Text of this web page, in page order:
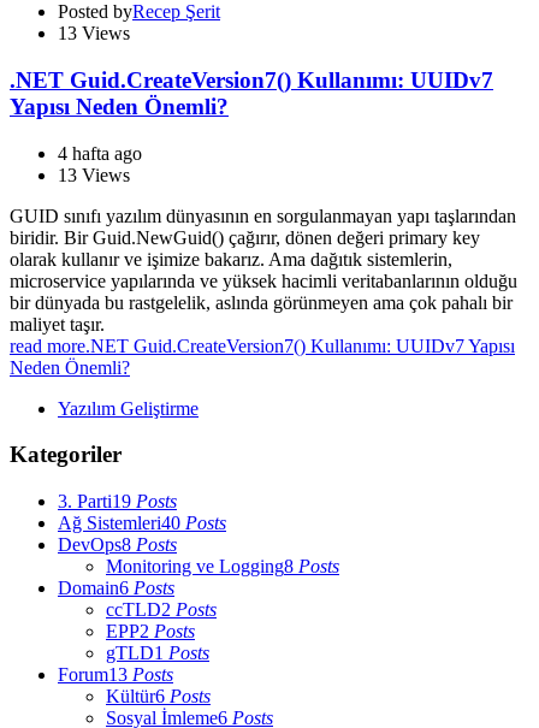
Posted byRecep Şerit
13 Views
.NET Guid.CreateVersion7() Kullanımı: UUIDv7
Yapısı Neden Önemli?
4 hafta ago
13 Views
GUID sınıfı yazılım dünyasının en sorgulanmayan yapı taşlarından
biridir. Bir Guid.NewGuid() çağırır, dönen değeri primary key
olarak kullanır ve işimize bakarız. Ama dağıtık sistemlerin,
microservice yapılarında ve yüksek hacimli veritabanlarının olduğu
bir dünyada bu rastgelelik, aslında görünmeyen ama çok pahalı bir
maliyet taşır.
read more.NET Guid.CreateVersion7() Kullanımı: UUIDv7 Yapısı
Neden Önemli?
Yazılım Geliştirme
Kategoriler
3. Parti19 Posts
Ağ Sistemleri40 Posts
DevOps8 Posts
Monitoring ve Logging8 Posts
Domain6 Posts
ccTLD2 Posts
EPP2 Posts
gTLD1 Posts
Forum13 Posts
Kültür6 Posts
Sosyal İmleme6 Posts